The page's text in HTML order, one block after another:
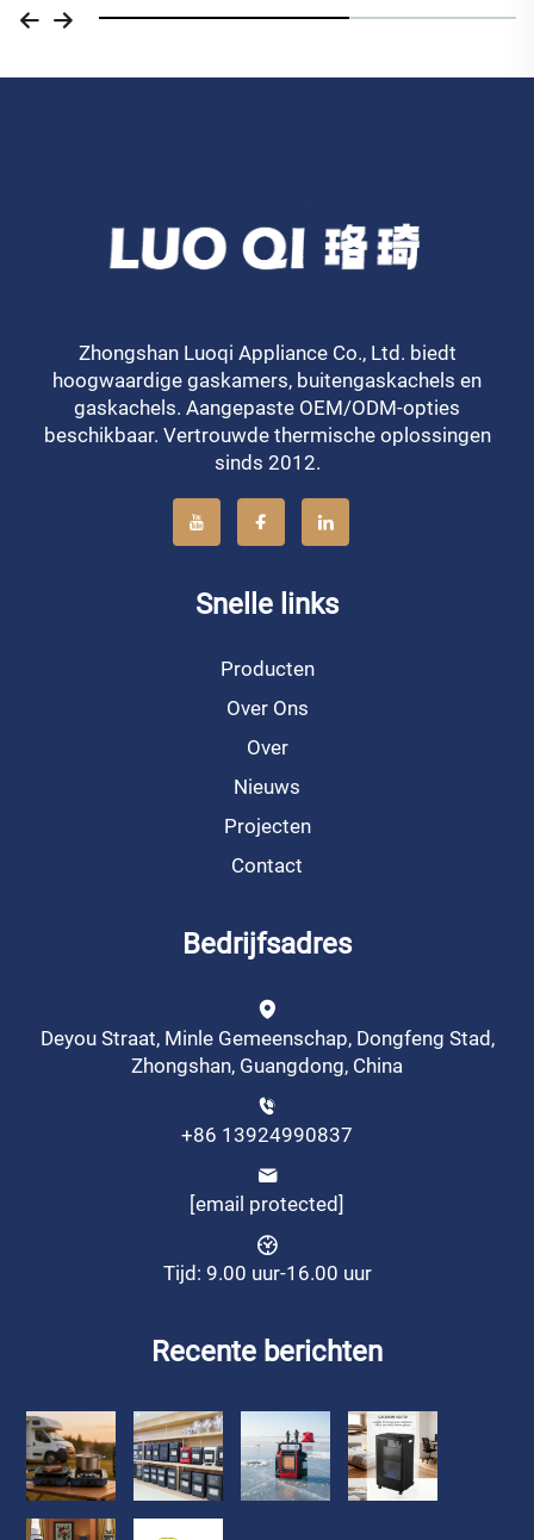
Zhongshan Luoqi Appliance Co., Ltd. biedt
hoogwaardige gaskamers, buitengaskachels en
gaskachels. Aangepaste OEM/ODM-opties
beschikbaar. Vertrouwde thermische oplossingen
sinds 2012.
Snelle links
Producten
Over Ons
Over
Nieuws
Projecten
Contact
Bedrijfsadres
Deyou Straat, Minle Gemeenschap, Dongfeng Stad,
Zhongshan, Guangdong, China
+86 13924990837
[email protected]
Tijd: 9.00 uur-16.00 uur
Recente berichten